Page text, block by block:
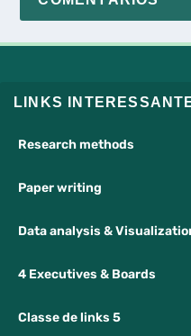
LINKS
Research methods
Paper writing
Data analysis & Visualization
4 Executives & Boards
Classe de links 5